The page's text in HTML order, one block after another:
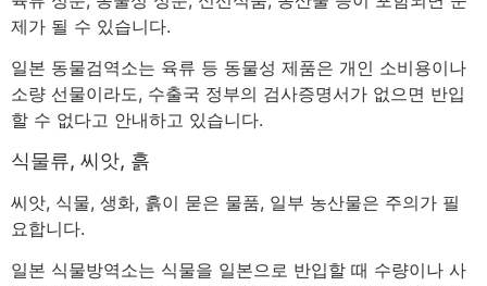
제가 될 수 있습니다.
일본 동물검역소는 육류 등 동물성 제품은 개인 소비용이나
소량 선물이라도, 수출국 정부의 검사증명서가 없으면 반입
할 수 없다고 안내하고 있습니다.
식물류, 씨앗, 흙
씨앗, 식물, 생화, 흙이 묻은 물품, 일부 농산물은 주의가 필
요합니다.
일본 식물방역소는 식물을 일본으로 반입할 때 수량이나 사